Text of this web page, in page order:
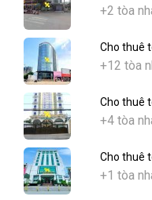
+2 tòa
Cho thuê
+12 tòa
Cho thuê
+4 tòa
Cho thuê
+1 tòa